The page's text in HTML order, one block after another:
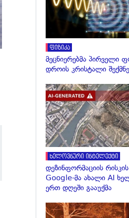
ფიზიკა
მეცნიერებმა პირველი
დროის კრისტალი
ხელოვნური ინტელექტი
დეზინფორმაციის
Google-მა ახალი AI
ერთ დღეში გააუქმა